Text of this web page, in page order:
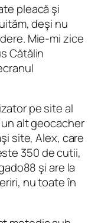
pleacă şi
deşi nu
Mie-mi zice
Cătălin
pe site al
alt geocacher
site, Alex, care
350 de cutii,
şi are la
nu toate în